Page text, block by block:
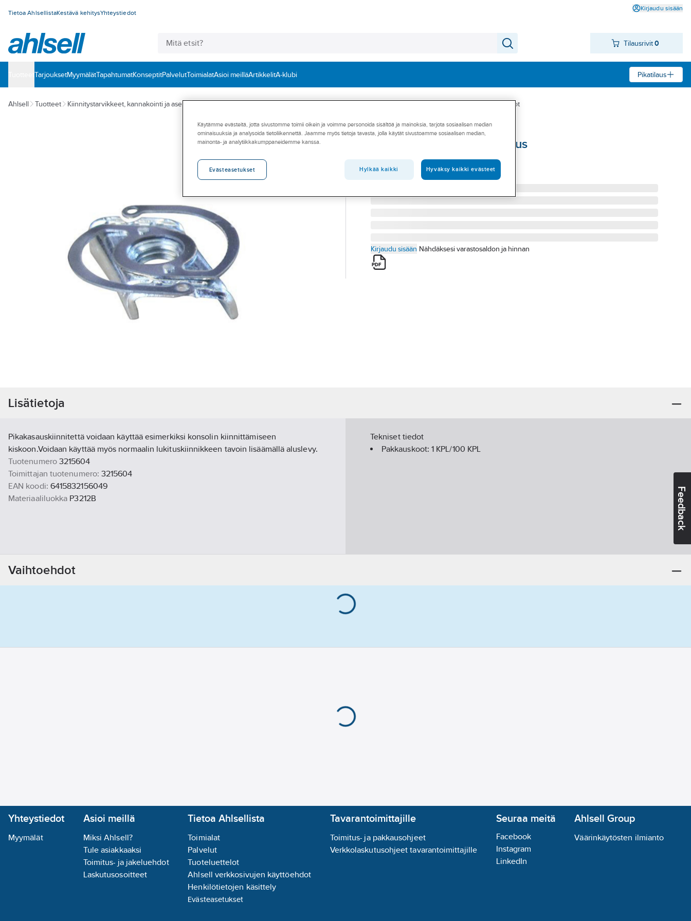
Tietoa AhlsellistaKestävä kehitysYhteystiedot
Kirjaudu sisään
Tilausrivit0
‎TarjouksetMyymälätTapahtumatKonseptitPalvelutToimialatAsioi meilläArtikkelitA-klubi Pikatilaus
Feedback
Ahlsell Tuotteet Kiinnitystarvikkeet, kannakointi ja asennustarvikkeet Asennuskiskot
SEJO
Kierrelukko Sikla pikakasaus
KIERRELUKKO PIKAKASAUS M8
Tuotenumero
3215604
Toimittajan tuotenumero:
Kirjaudu sisään Nähdäksesi varastosaldon ja hinnan
Lisätietoja
Pikakasauskiinnitettä voidaan käyttää esimerkiksi konsolin kiinnittämiseen
kiskoon.Voidaan käyttää myös normaalin lukituskiinnikkeen tavoin lisäämällä aluslevy.
Tuotenumero 3215604
Toimittajan tuotenumero: 3215604
EAN koodi: 6415832156049
Materiaaliluokka P3212B
Tekniset tiedot
Pakkauskoot:1 KPL/100 KPL
Vaihtoehdot
Yhteystiedot
Myymälät
Asioi meillä
Miksi Ahlsell?
Tule asiakkaaksi
Toimitus- ja jakeluehdot
Laskutusosoitteet
Tietoa Ahlsellista
Toimialat
Palvelut
Tuoteluettelot
Ahlsell verkkosivujen käyttöehdot
Henkilötietojen käsittely
Evästeasetukset
Tavarantoimittajille
Toimitus- ja pakkausohjeet
Verkkolaskutusohjeet tavarantoimittajille
Seuraa meitä
Facebook
Instagram
LinkedIn
Ahlsell Group
Väärinkäytösten ilmianto
Käytämme evästeitä, jotta sivustomme toimii oikein ja voimme personoida sisältöä ja mainoksia, tarjota sosiaalisen median
ominaisuuksia ja analysoida tietoliikennettä. Jaamme myös tietoja tavasta, jolla käytät sivustoamme sosiaalisen median,
mainonta- ja analytiikkakumppaneidemme kanssa.
Evästeasetukset Hylkää kaikki Hyväksy kaikki evästeet